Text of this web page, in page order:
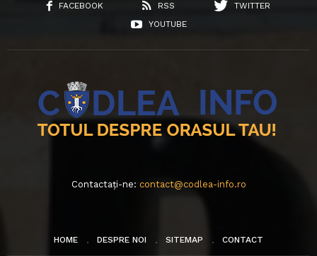
FACEBOOK RSS
TWITTER
YOUTUBE
Contactați-ne: contact@codlea-info.ro
HOME DESPRE NOI SITEMAP CONTACT